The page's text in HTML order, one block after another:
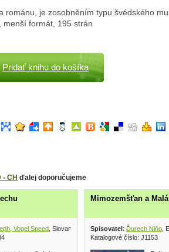
románu, je zosobněním typu švédského
menší formát, 195 strán
Pridať knihu do košíka
- CH ďalej doporučujeme
Vogel Speed , Slovart 1998
Mimozemšťan a
Spisovatel: Ďurech Niňo ,
Katalogové číslo: J1153